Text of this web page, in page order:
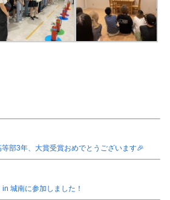
部3年、大賞受賞おめでとうございます🎉
城南に参加しました！